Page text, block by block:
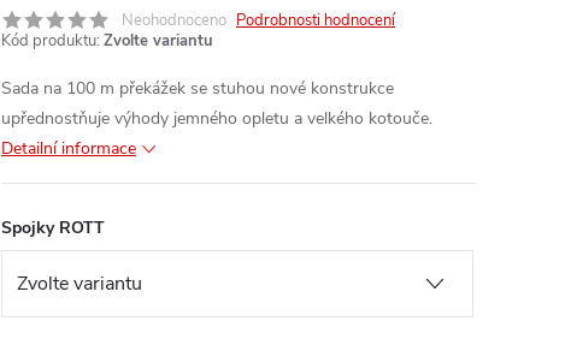
Neohodnoceno Podrobnosti hodnocení
Kód produktu: Zvolte variantu
Sada na 100 m překážek se stuhou nové konstrukce
upřednostňuje výhody jemného opletu a velkého kotouče.
Detailní informace
Spojky ROTT